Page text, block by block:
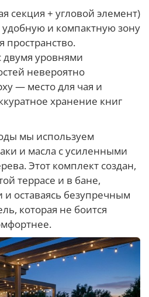
секция + угловой элемент)
удобную и компактную зону
пространство.
уровнями
невероятно
— место для чая и
хранение книг
мы используем
и масла с усиленными
Этот комплект создан,
террасе и в бане,
оставаясь безупречным
которая не боится